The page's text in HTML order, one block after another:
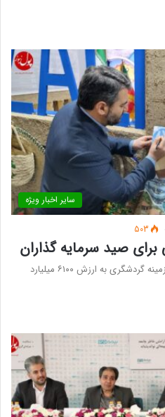
سایر اخبار ویژه
503
برای صید سرمایه گذاران
رونمایی از ۳۱ بسته سرمایه گذاری در زمینه گردشگری به ارزش ۶۱۰۰ میلیارد